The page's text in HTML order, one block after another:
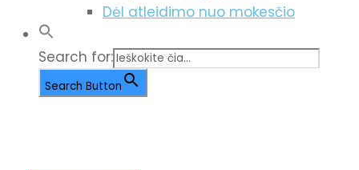
Dėl atleidimo nuo mokesčio
Search for:
Search Button